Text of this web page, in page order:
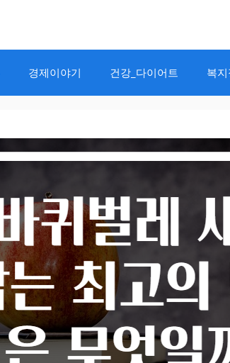
경제이야기 건강_다이어트 복